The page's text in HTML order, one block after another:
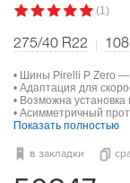
(1)
275/40 R22 108
• Шины Pirelli P Zero —
• Адаптация для
• Возможна установка
• Асимметричный
Показать полностью
в закладки